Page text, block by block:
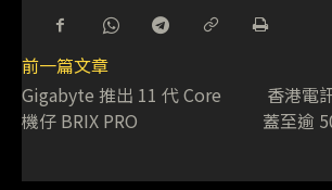
前一篇文章
Gigabyte 推出 11 代 Core
機仔 BRIX PRO
香港電
蓋至逾